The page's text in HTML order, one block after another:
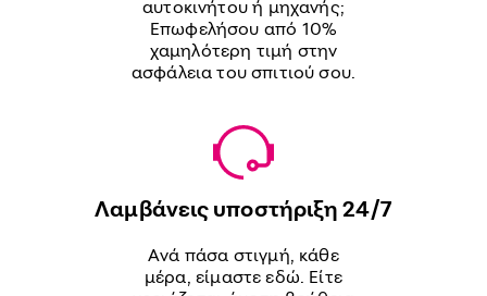
αυτοκινήτου ή μηχανής;
Επωφελήσου από 10%
χαμηλότερη τιμή στην
ασφάλεια του σπιτιού σου.
Λαμβάνεις υποστήριξη 24/7
Ανά πάσα στιγμή, κάθε
μέρα, είμαστε εδώ. Είτε